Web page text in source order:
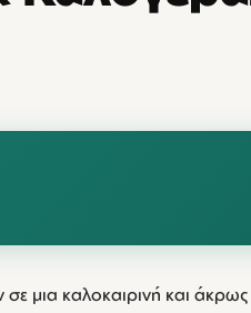
μια καλοκαιρινή και